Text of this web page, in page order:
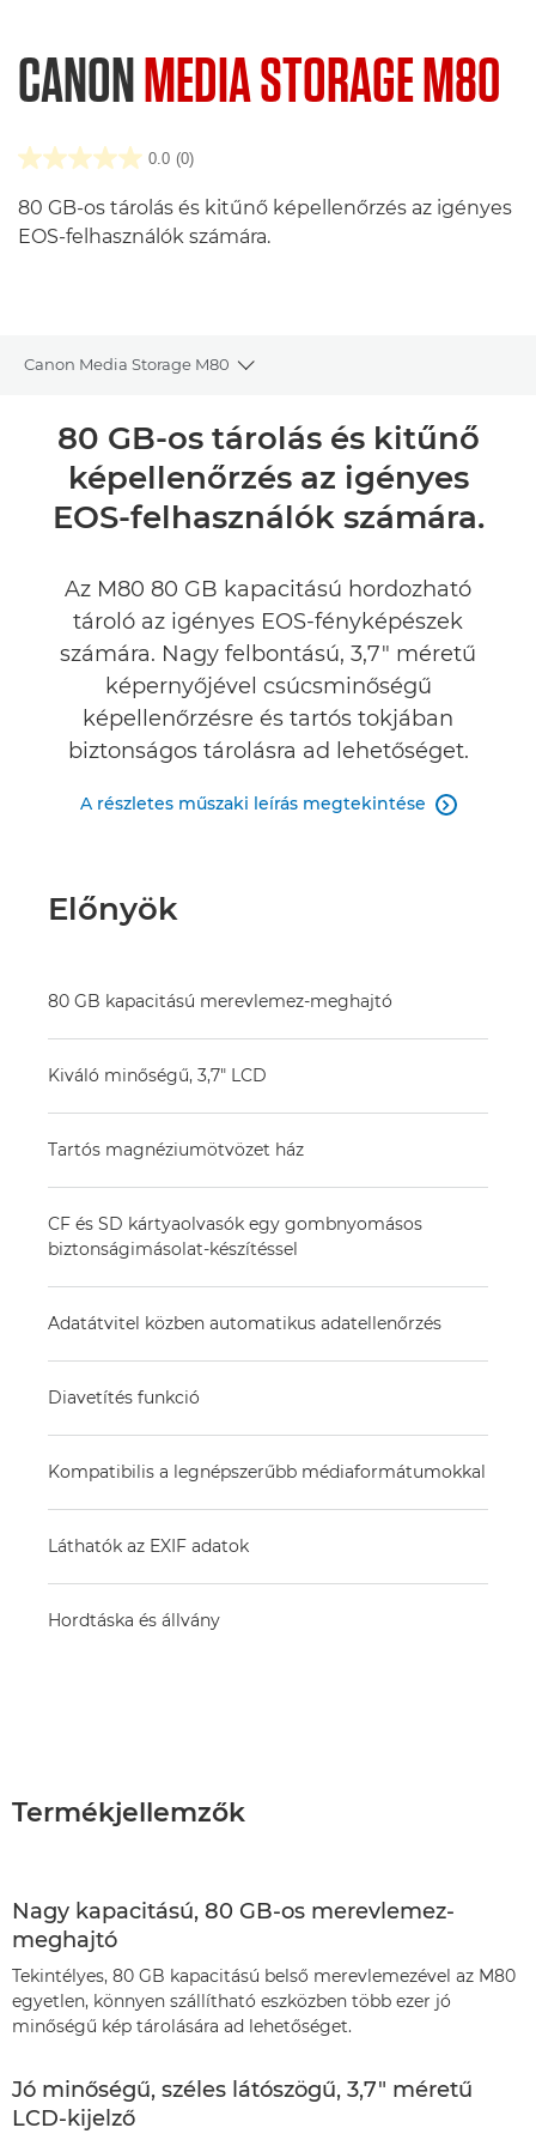
CANONMEDIA STORAGE M80
0.0 (0)
80 GB-os tárolás és kitűnő képellenőrzés az igényes
EOS-felhasználók számára.
Canon Media Storage M80
Toggle breadcrumbs
Áttekintés
Műszaki adatok
80 GB-os tárolás és kitűnő
képellenőrzés az igényes
EOS-felhasználók számára.
Az M80 80 GB kapacitású hordozható
tároló az igényes EOS-fényképészek
számára. Nagy felbontású, 3,7" méretű
képernyőjével csúcsminőségű
képellenőrzésre és tartós tokjában
biztonságos tárolásra ad lehetőséget.
A részletes műszaki leírás megtekintése 
Előnyök
80 GB kapacitású merevlemez-meghajtó
Kiváló minőségű, 3,7" LCD
Tartós magnéziumötvözet ház
CF és SD kártyaolvasók egy gombnyomásos
biztonságimásolat-készítéssel
Adatátvitel közben automatikus adatellenőrzés
Diavetítés funkció
Kompatibilis a legnépszerűbb médiaformátumokkal
Láthatók az EXIF adatok
Hordtáska és állvány
Termékjellemzők
Nagy kapacitású, 80 GB-os merevlemez-
meghajtó
Tekintélyes, 80 GB kapacitású belső merevlemezével az M80
egyetlen, könnyen szállítható eszközben több ezer jó
minőségű kép tárolására ad lehetőséget.
Jó minőségű, széles látószögű, 3,7" méretű
LCD-kijelző